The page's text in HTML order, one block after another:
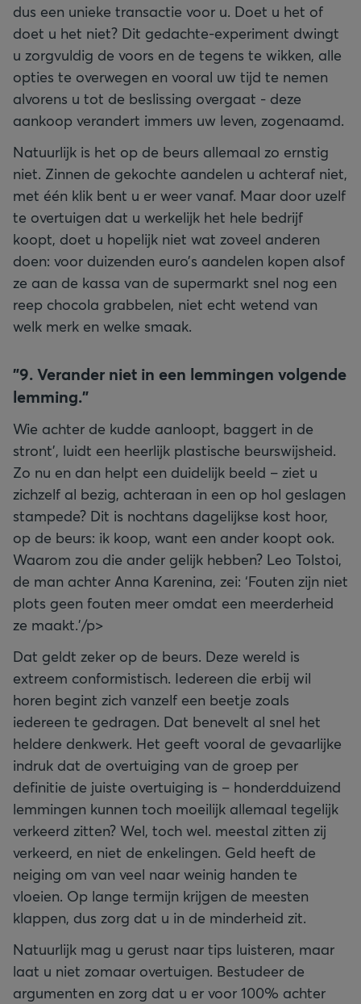
dus een unieke transactie voor u. Doet u het of
doet u het niet? Dit gedachte-experiment dwingt
u zorgvuldig de voors en de tegens te wikken, alle
opties te overwegen en vooral uw tijd te nemen
alvorens u tot de beslissing overgaat - deze
aankoop verandert immers uw leven, zogenaamd.
Natuurlijk is het op de beurs allemaal zo ernstig
niet. Zinnen de gekochte aandelen u achteraf niet,
met één klik bent u er weer vanaf. Maar door uzelf
te overtuigen dat u werkelijk het hele bedrijf
koopt, doet u hopelijk niet wat zoveel anderen
doen: voor duizenden euro’s aandelen kopen alsof
ze aan de kassa van de supermarkt snel nog een
reep chocola grabbelen, niet echt wetend van
welk merk en welke smaak.
"9. Verander niet in een lemmingen volgende
lemming."
Wie achter de kudde aanloopt, baggert in de
stront’, luidt een heerlijk plastische beurswijsheid.
Zo nu en dan helpt een duidelijk beeld – ziet u
zichzelf al bezig, achteraan in een op hol geslagen
stampede? Dit is nochtans dagelijkse kost hoor,
op de beurs: ik koop, want een ander koopt ook.
Waarom zou die ander gelijk hebben? Leo Tolstoi,
de man achter Anna Karenina, zei: ‘Fouten zijn niet
plots geen fouten meer omdat een meerderheid
ze maakt.’/p>
Dat geldt zeker op de beurs. Deze wereld is
extreem conformistisch. Iedereen die erbij wil
horen begint zich vanzelf een beetje zoals
iedereen te gedragen. Dat benevelt al snel het
heldere denkwerk. Het geeft vooral de gevaarlijke
indruk dat de overtuiging van de groep per
definitie de juiste overtuiging is – honderdduizend
lemmingen kunnen toch moeilijk allemaal tegelijk
verkeerd zitten? Wel, toch wel. meestal zitten zij
verkeerd, en niet de enkelingen. Geld heeft de
neiging om van veel naar weinig handen te
vloeien. Op lange termijn krijgen de meesten
klappen, dus zorg dat u in de minderheid zit.
Natuurlijk mag u gerust naar tips luisteren, maar
laat u niet zomaar overtuigen. Bestudeer de
argumenten en zorg dat u er voor 100% achter